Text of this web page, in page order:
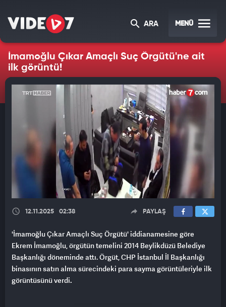
ARA MENÜ
İmamoğlu Çıkar Amaçlı Suç Örgütü'ne ait
ilk görüntü!
12.11.2025 02:38 PAYLAŞ
'İmamoğlu Çıkar Amaçlı Suç Örgütü' iddianamesine göre
Ekrem İmamoğlu, örgütün temelini 2014 Beylikdüzü Belediye
Başkanlığı döneminde attı. Örgüt, CHP İstanbul İl Başkanlığı
binasının satın alma sürecindeki para sayma görüntüleriyle ilk
görüntüsünü verdi.